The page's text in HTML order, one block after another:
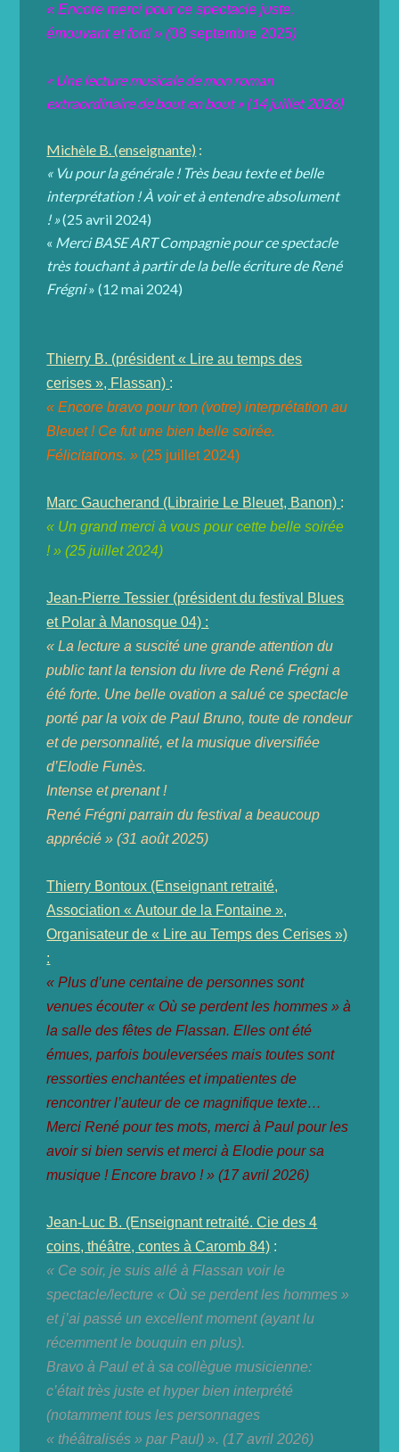
« Encore merci pour ce spectacle juste,
émouvant et fort! » (08 septembre 2025)
« Une lecture musicale de mon roman
extraordinaire de bout en bout » (14 juillet 2026)
Michèle B. (enseignante) :
« Vu pour la générale ! Très beau texte et belle
interprétation ! À voir et à entendre absolument
! »(25 avril 2024)
« MerciBASE ART Compagniepour ce spectacle
très touchant à partir de la belle écriture de René
Frégni» (12 mai 2024)
Thierry B. (président « Lire au temps des
cerises », Flassan) :
« Encore bravo pour ton (votre) interprétation au
Bleuet ! Ce fut une bien belle soirée.
Félicitations. » (25 juillet 2024)
Marc Gaucherand (Librairie Le Bleuet, Banon) :
« Un grand merci à vous pour cette belle soirée
! » (25 juillet 2024)
Jean-Pierre Tessier (président du festival Blues
et Polar à Manosque 04) :
« La lecture a suscité une grande attention du
public tant la tension du livre de René Frégni a
été forte. Une belle ovation a salué ce spectacle
porté par la voix de Paul Bruno, toute de rondeur
et de personnalité, et la musique diversifiée
d’Elodie Funès.
Intense et prenant !
René Frégni parrain du festival a beaucoup
apprécié » (31 août 2025)
Thierry Bontoux (Enseignant retraité,
Association « Autour de la Fontaine »,
Organisateur de « Lire au Temps des Cerises »)
:
« Plus d’une centaine de personnes sont
venues écouter « Où se perdent les hommes » à
la salle des fêtes de Flassan. Elles ont été
émues, parfois bouleversées mais toutes sont
ressorties enchantées et impatientes de
rencontrer l’auteur de ce magnifique texte…
Merci René pour tes mots, merci à Paul pour les
avoir si bien servis et merci à Elodie pour sa
musique ! Encore bravo ! » (17 avril 2026)
Jean-Luc B. (Enseignant retraité. Cie des 4
coins, théâtre, contes à Caromb 84) :
« Ce soir, je suis allé à Flassan voir le
spectacle/lecture « Où se perdent les hommes »
et j’ai passé un excellent moment (ayant lu
récemment le bouquin en plus).
Bravo à Paul et à sa collègue musicienne:
c’était très juste et hyper bien interprété
(notamment tous les personnages
« théâtralisés » par Paul) ». (17 avril 2026)